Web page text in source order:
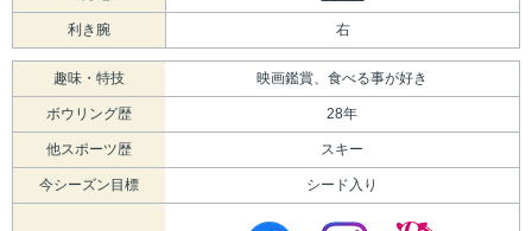
利き腕 右
趣味・特技 映画鑑賞、食べる事が好き
ボウリング歴 28年
他スポーツ歴 スキー
今シーズン目標 シード入り